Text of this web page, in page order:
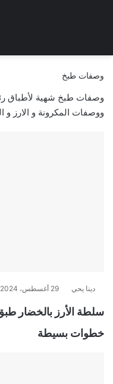
وصفات طبخ
وصفات طبخ شهية لأطباق
ووصفات المكرونة و الارز و
دينا يحي 29 أغسطس، 2024
خطوات بسيطة